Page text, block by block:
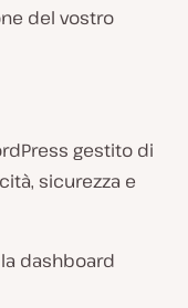
del vostro
gestito di
sicurezza e
dashboard